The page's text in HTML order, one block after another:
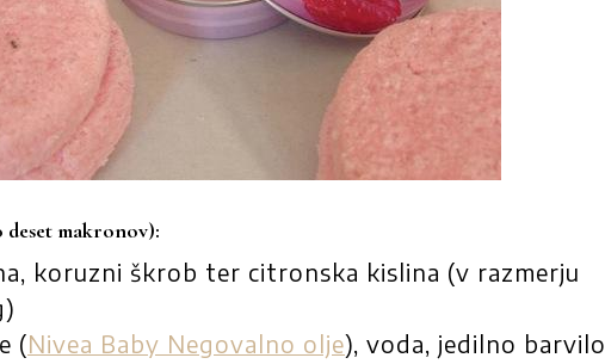
deset makronov):
koruzni škrob ter citronska kislina (v razmerju
(Nivea Baby Negovalno olje), voda, jedilno barvilo